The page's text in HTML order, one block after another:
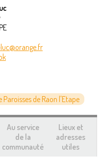
de Raon l'Etape
Au service
de la
communauté
Lieux et
adresses
utiles